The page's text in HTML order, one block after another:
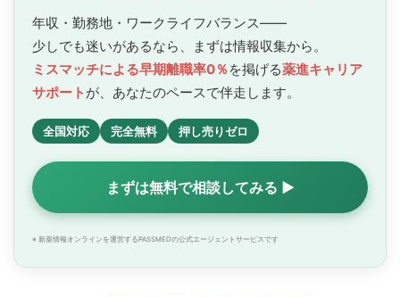
年収・勤務地・ワークライフバランス——
少しでも迷いがあるなら、まずは情報収集から。
ミスマッチによる早期離職率0％を掲げる薬進キャリア
サポート が、あなたのペースで伴走します。
全国対応 完全無料 押し売りゼロ
まずは無料で相談してみる ▶
※ 新薬情報オンラインを運営するPASSMEDの公式エージェントサービスです